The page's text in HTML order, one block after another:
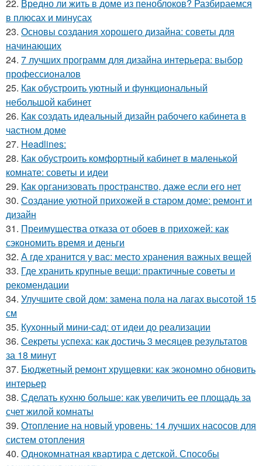
22. Вредно ли жить в доме из пеноблоков? Разбираемся
в плюсах и минусах
23. Основы создания хорошего дизайна: советы для
начинающих
24. 7 лучших программ для дизайна интерьера: выбор
профессионалов
25. Как обустроить уютный и функциональный
небольшой кабинет
26. Как создать идеальный дизайн рабочего кабинета в
частном доме
27. Headlines:
28. Как обустроить комфортный кабинет в маленькой
комнате: советы и идеи
29. Как организовать пространство, даже если его нет
30. Создание уютной прихожей в старом доме: ремонт и
дизайн
31. Преимущества отказа от обоев в прихожей: как
сэкономить время и деньги
32. А где хранится у вас: место хранения важных вещей
33. Где хранить крупные вещи: практичные советы и
рекомендации
34. Улучшите свой дом: замена пола на лагах высотой 15
см
35. Кухонный мини-сад: от идеи до реализации
36. Секреты успеха: как достичь 3 месяцев результатов
за 18 минут
37. Бюджетный ремонт хрущевки: как экономно обновить
интерьер
38. Сделать кухню больше: как увеличить ее площадь за
счет жилой комнаты
39. Отопление на новый уровень: 14 лучших насосов для
систем отопления
40. Однокомнатная квартира с детской. Способы